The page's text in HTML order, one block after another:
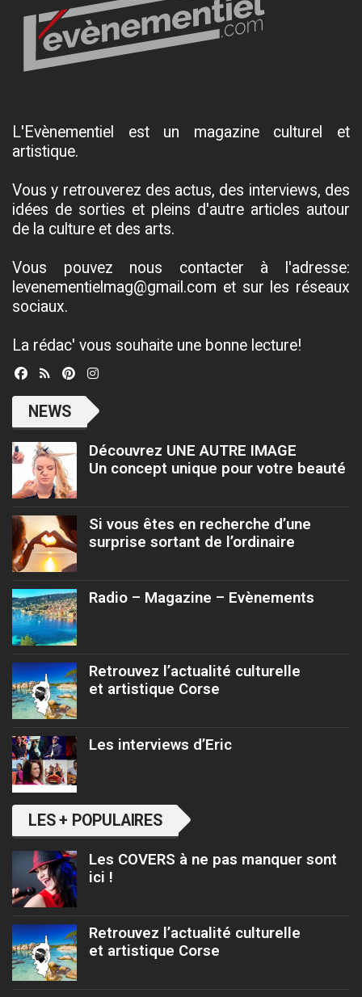
L'Evènementiel est un magazine culturel et
artistique.
Vous y retrouverez des actus, des interviews, des
idées de sorties et pleins d'autre articles autour
de la culture et des arts.
Vous pouvez nous contacter à l'adresse:
levenementielmag@gmail.com et sur les réseaux
sociaux.
La rédac' vous souhaite une bonne lecture!
NEWS
Découvrez UNE AUTRE IMAGE
Un concept unique pour votre beauté
Si vous êtes en recherche d’une
surprise sortant de l’ordinaire
Radio – Magazine – Evènements
Retrouvez l’actualité culturelle
et artistique Corse
Les interviews d’Eric
LES + POPULAIRES
Les COVERS à ne pas manquer sont
ici !
Retrouvez l’actualité culturelle
et artistique Corse